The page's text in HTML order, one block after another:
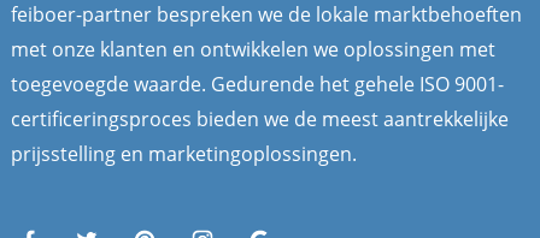
feiboer-partner bespreken we de lokale marktbehoeften
met onze klanten en ontwikkelen we oplossingen met
toegevoegde waarde. Gedurende het gehele ISO 9001-
certificeringsproces bieden we de meest aantrekkelijke
prijsstelling en marketingoplossingen.